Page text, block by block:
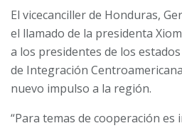
El vicecanciller de Honduras,
el llamado de la presidenta
a los presidentes de los
de Integración
nuevo impulso a la región.
“Para temas de cooperación